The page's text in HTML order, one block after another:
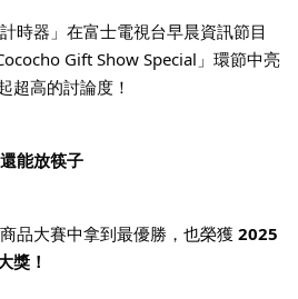
時器」在富士電視台早晨資訊節目
Gift Show Special」環節中亮
超高的討論度！
能放筷子
品大賽中拿到最優勝，也榮獲 2025
獎！